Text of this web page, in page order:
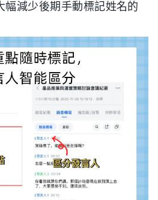
幅減少後期手動標記姓名的